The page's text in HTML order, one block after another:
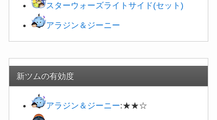
スターウォーズライトサイド(セット)
アラジン＆ジーニー
新ツムの有効度
アラジン＆ジーニー:★★☆